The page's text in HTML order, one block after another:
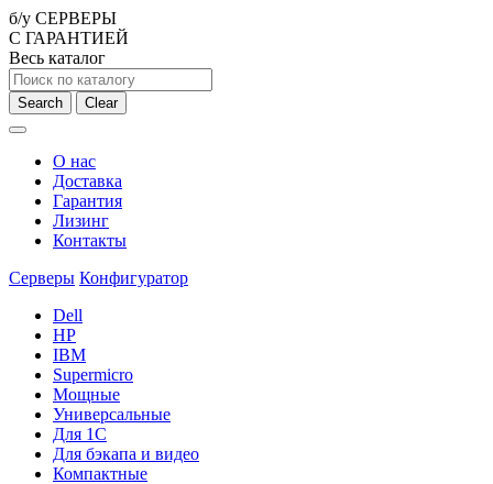
б/у СЕРВЕРЫ
С ГАРАНТИЕЙ
Весь каталог
Search Clear
О нас
Доставка
Гарантия
Лизинг
Контакты
Серверы Конфигуратор
Dell
HP
IBM
Supermicro
Мощные
Универсальные
Для 1С
Для бэкапа и видео
Компактные